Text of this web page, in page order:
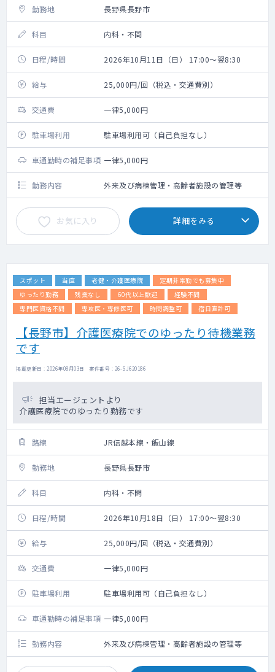
勤務地 長野県長野市
科目 内科・不問
日程/時間 2026年10月11日（日） 17:00～翌8:30
給与 25,000円/回（税込・交通費別）
交通費 一律5,000円
駐車場利用 駐車場利用可（自己負担なし）
車通勤時の補足事項 一律5,000円
勤務内容 外来及び病棟管理・高齢者施設の管理等
お気に入り 詳細をみる
スポット 当直 老健・介護医療院
定期非常勤でも募集中
ゆったり勤務
残業なし 60代以上歓迎
経験不問
専門医資格不問
専攻医・専修医可 時間調整可 宿日直許可
【長野市】介護医療院でのゆったり待機業務
です
掲載更新日 : 2026年08月03日 案件番号 : 26-SJ620186
担当エージェントより
介護医療院でのゆったり勤務です
路線 JR信越本線・飯山線
勤務地 長野県長野市
科目 内科・不問
日程/時間 2026年10月18日（日） 17:00～翌8:30
給与 25,000円/回（税込・交通費別）
交通費 一律5,000円
駐車場利用 駐車場利用可（自己負担なし）
車通勤時の補足事項 一律5,000円
勤務内容 外来及び病棟管理・高齢者施設の管理等